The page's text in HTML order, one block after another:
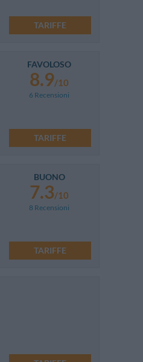
TARIFFE
FAVOLOSO
8.9/10
6 Recensioni
TARIFFE
BUONO
7.3/10
8 Recensioni
TARIFFE